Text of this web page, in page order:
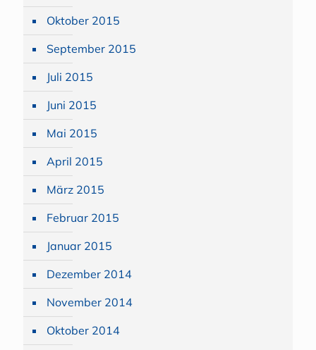
Oktober 2015
September 2015
Juli 2015
Juni 2015
Mai 2015
April 2015
März 2015
Februar 2015
Januar 2015
Dezember 2014
November 2014
Oktober 2014